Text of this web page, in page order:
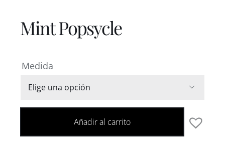
Mint Popsycle
Medida

Añadir al carrito